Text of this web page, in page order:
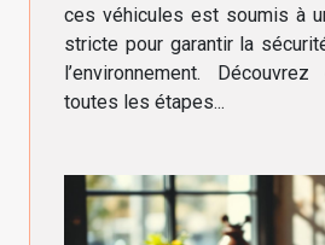
ces véhicules est soumis à
stricte pour garantir la
l’environnement.
toutes les étapes...